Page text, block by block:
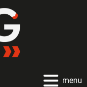
menu